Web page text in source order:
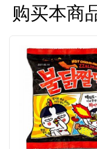
犒赏自己一份
尽情舞动！
辛辣与奶油享受的
者。
准备方法：
1. 将面条加入
2. 将水倒出，只
3. 加入酱料和调味
购买本商